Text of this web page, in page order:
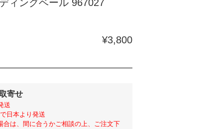
ィングベール 967027
¥3,800
寄せ
送
日本より発送
合は、間に合うかご相談の上、ご注文下